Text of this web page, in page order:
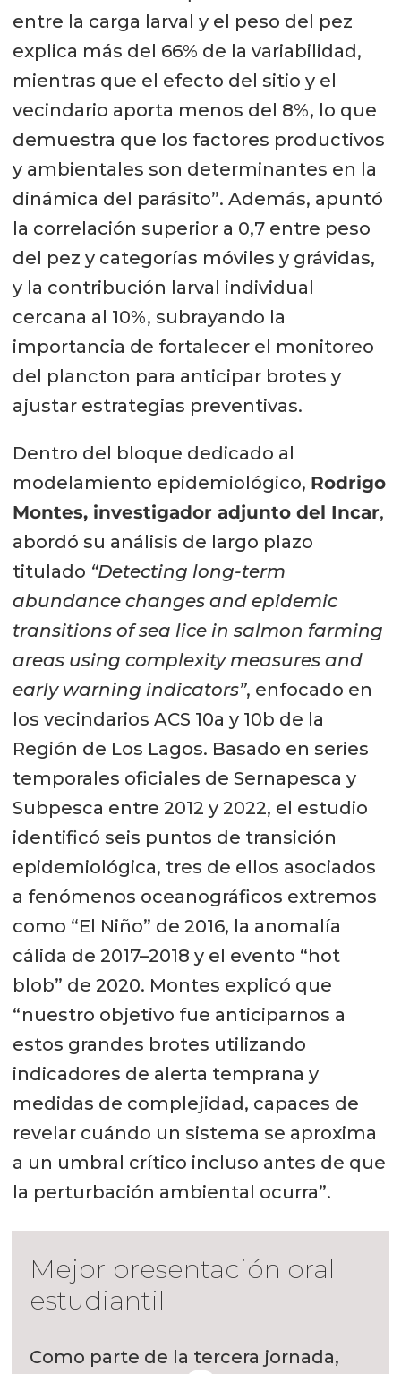
entre la carga larval y el peso del pez
explica más del 66% de la variabilidad,
mientras que el efecto del sitio y el
vecindario aporta menos del 8%, lo que
demuestra que los factores productivos
y ambientales son determinantes en la
dinámica del parásito”. Además, apuntó
la correlación superior a 0,7 entre peso
del pez y categorías móviles y grávidas,
y la contribución larval individual
cercana al 10%, subrayando la
importancia de fortalecer el monitoreo
del plancton para anticipar brotes y
ajustar estrategias preventivas.
Dentro del bloque dedicado al
modelamiento epidemiológico, Rodrigo
Montes, investigador adjunto del Incar,
abordó su análisis de largo plazo
titulado “Detecting long-term
abundance changes and epidemic
transitions of sea lice in salmon farming
areas using complexity measures and
early warning indicators”, enfocado en
los vecindarios ACS 10a y 10b de la
Región de Los Lagos. Basado en series
temporales oficiales de Sernapesca y
Subpesca entre 2012 y 2022, el estudio
identificó seis puntos de transición
epidemiológica, tres de ellos asociados
a fenómenos oceanográficos extremos
como “El Niño” de 2016, la anomalía
cálida de 2017–2018 y el evento “hot
blob” de 2020. Montes explicó que
“nuestro objetivo fue anticiparnos a
estos grandes brotes utilizando
indicadores de alerta temprana y
medidas de complejidad, capaces de
revelar cuándo un sistema se aproxima
a un umbral crítico incluso antes de que
la perturbación ambiental ocurra”.
Mejor presentación oral
estudiantil
Como parte de la tercera jornada,